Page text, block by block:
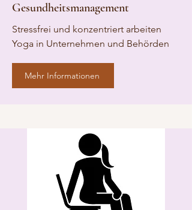
Gesundheitsmanagement
Stressfrei und konzentriert arbeiten
Yoga in Unternehmen und Behörden
Mehr Informationen